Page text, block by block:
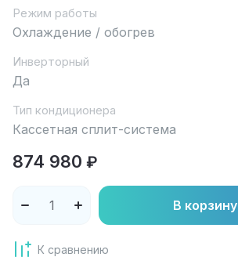
Режим работы
Охлаждение / обогрев
Инверторный
Да
Тип кондиционера
Кассетная сплит-система
874 980 ₽
В корзину
К сравнению